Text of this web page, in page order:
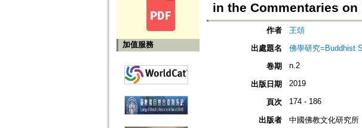
加值服務
in the Commentaries
作者
王頌
出處題名
佛學研究=Buddhist
卷期
n.2
出版日期 2019
頁次 174 - 186
出版者
中國佛教文化研究所